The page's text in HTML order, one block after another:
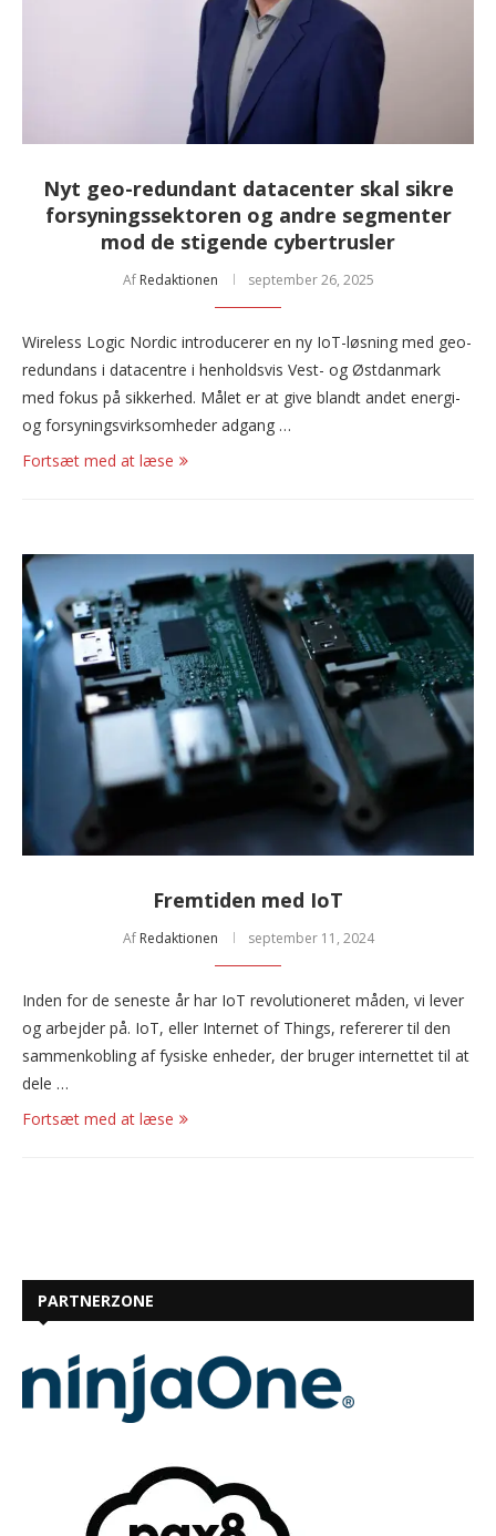
Nyt geo-redundant datacenter skal sikre
forsyningssektoren og andre segmenter
mod de stigende cybertrusler
Af Redaktionen september 26, 2025
Wireless Logic Nordic introducerer en ny IoT-løsning med geo-
redundans i datacentre i henholdsvis Vest- og Østdanmark
med fokus på sikkerhed. Målet er at give blandt andet energi-
og forsyningsvirksomheder adgang …
Fortsæt med at læse
Fremtiden med IoT
Af Redaktionen september 11, 2024
Inden for de seneste år har IoT revolutioneret måden, vi lever
og arbejder på. IoT, eller Internet of Things, refererer til den
sammenkobling af fysiske enheder, der bruger internettet til at
dele …
Fortsæt med at læse
PARTNERZONE